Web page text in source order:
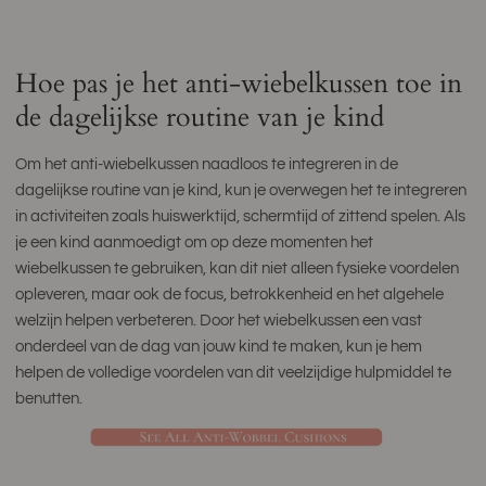
Hoe pas je het anti-wiebelkussen toe in
de dagelijkse routine van je kind
Om het anti-wiebelkussen naadloos te integreren in de
dagelijkse routine van je kind, kun je overwegen het te integreren
in activiteiten zoals huiswerktijd, schermtijd of zittend spelen. Als
je een kind aanmoedigt om op deze momenten het
wiebelkussen te gebruiken, kan dit niet alleen fysieke voordelen
opleveren, maar ook de focus, betrokkenheid en het algehele
welzijn helpen verbeteren. Door het wiebelkussen een vast
onderdeel van de dag van jouw kind te maken, kun je hem
helpen de volledige voordelen van dit veelzijdige hulpmiddel te
benutten.